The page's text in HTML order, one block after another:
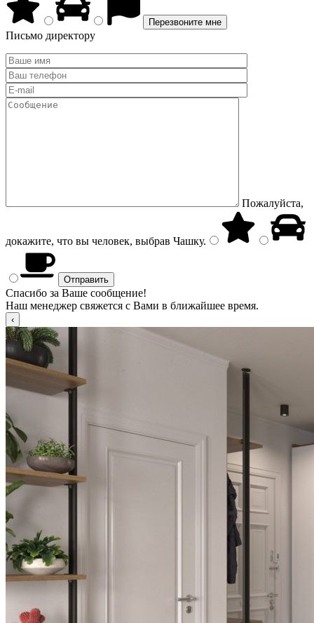
Письмо директору
Пожалуйста,
докажите, что вы человек, выбрав Чашку.
Спасибо за Ваше сообщение!
Наш менеджер свяжется с Вами в ближайшее время.